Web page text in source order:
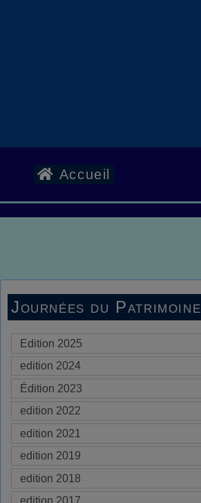
Accueil
Journées du Patrimoine